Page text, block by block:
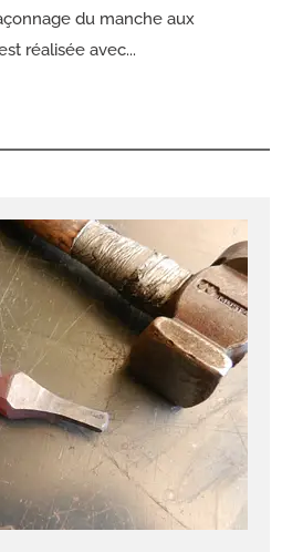
du manche aux
réalisée avec...